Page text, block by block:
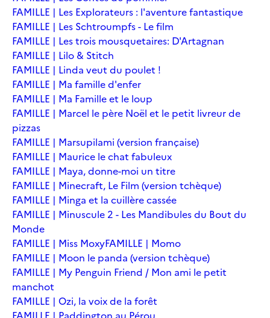
FAMILLE | Les Explorateurs : l'aventure fantastique
FAMILLE | Les Schtroumpfs - Le film
FAMILLE | Les trois mousquetaires: D'Artagnan
FAMILLE | Lilo & Stitch
FAMILLE | Linda veut du poulet !
FAMILLE | Ma famille d'enfer
FAMILLE | Ma Famille et le loup
FAMILLE | Marcel le père Noël et le petit livreur de
pizzas
FAMILLE | Marsupilami (version française)
FAMILLE | Maurice le chat fabuleux
FAMILLE | Maya, donne-moi un titre
FAMILLE | Minecraft, Le Film (version tchèque)
FAMILLE | Minga et la cuillère cassée
FAMILLE | Minuscule 2 - Les Mandibules du Bout du
Monde
FAMILLE | Miss MoxyFAMILLE | Momo
FAMILLE | Moon le panda (version tchèque)
FAMILLE | My Penguin Friend / Mon ami le petit
manchot
FAMILLE | Ozi, la voix de la forêt